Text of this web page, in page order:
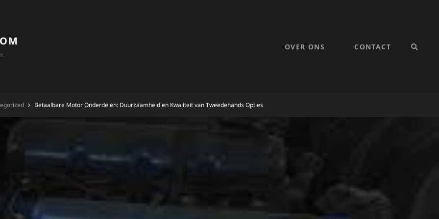
OVER ONS CONTACT
Betaalbare Motor Onderdelen: Duurzaamheid en Kwaliteit van Tweedehands Opties